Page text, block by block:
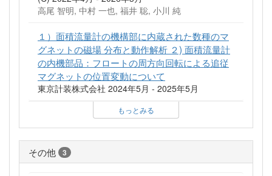
高尾 智明, 中村 一也, 福井 聡, 小川 純
１）面積流量計の機構部に内蔵された数種のマ
グネットの磁場 分布と動作解析 ２) 面積流量計
の内機部品：フロートの周方向回転による追従
マグネットの位置変動について
東京計装株式会社 2024年5月 - 2025年5月
もっとみる
その他 3